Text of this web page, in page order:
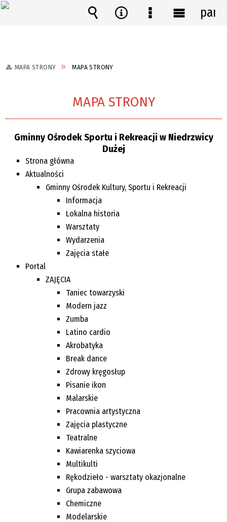
MAPA STRONY MAPA STRONY
MAPA STRONY
Gminny Ośrodek Sportu i Rekreacji w Niedrzwicy
Dużej
Strona główna
Aktualności
Gminny Ośrodek Kultury, Sportu i Rekreacji
Informacja
Lokalna historia
Warsztaty
Wydarzenia
Zajęcia stałe
Portal
ZAJĘCIA
Taniec towarzyski
Modern jazz
Zumba
Latino cardio
Akrobatyka
Break dance
Zdrowy kręgosłup
Pisanie ikon
Malarskie
Pracownia artystyczna
Zajęcia plastyczne
Teatralne
Kawiarenka szyciowa
Multikulti
Rękodzieło - warsztaty okazjonalne
Grupa zabawowa
Chemiczne
Modelarskie